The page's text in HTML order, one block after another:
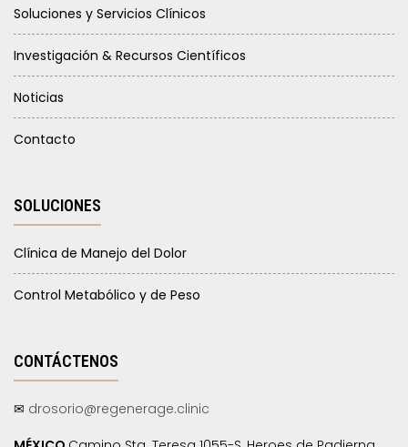
Soluciones y Servicios Clínicos
Investigación & Recursos Científicos
Noticias
Contacto
SOLUCIONES
Clínica de Manejo del Dolor
Control Metabólico y de Peso
CONTÁCTENOS
✉ drosorio@regenerage.clinic